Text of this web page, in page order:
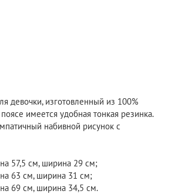
девочки, изготовленный из 100%
имеется удобная тонкая резинка.
набивной рисунок с
57,5 см, ширина 29 см;
63 см, ширина 31 см;
69 см, ширина 34,5 см.